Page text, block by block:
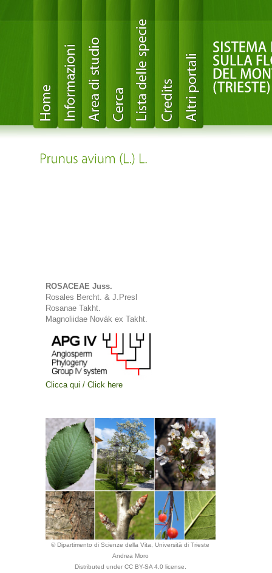
ROSACEAE Juss.
Rosales Bercht. & J.Presl
Rosanae Takht.
Magnoliidae Novák ex Takht.
Clicca qui / Click here
© Dipartimento di Scienze della Vita, Università di Trieste
Andrea Moro
Distributed under CC BY-SA 4.0 license.